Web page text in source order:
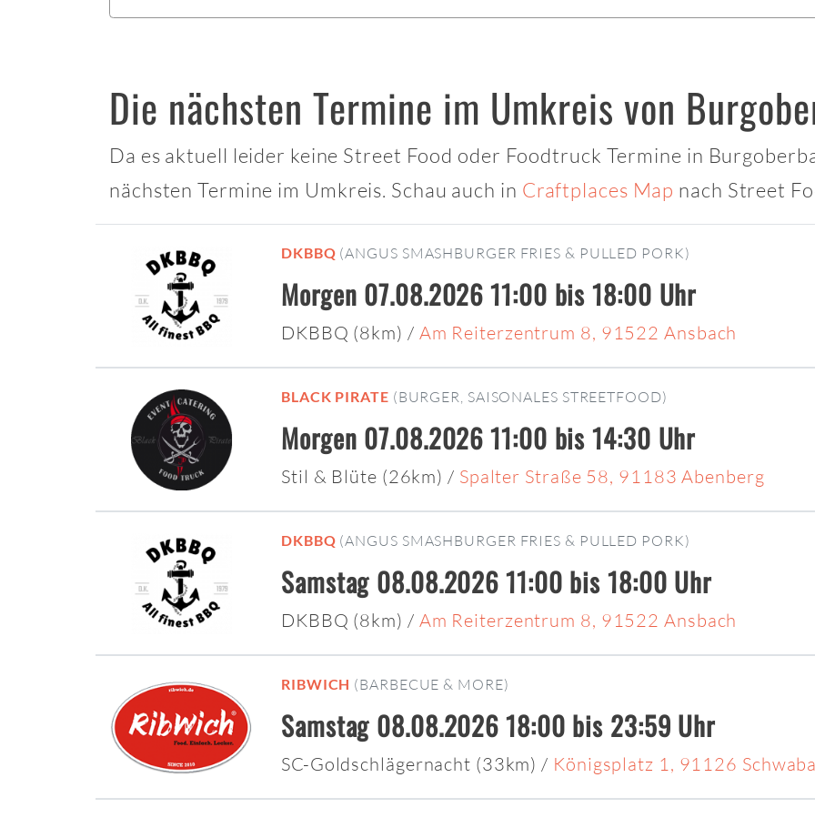
Die nächsten Termine im Umkreis von
Da es aktuell leider keine Street Food oder Foodtruck Termine in
nächsten Termine im Umkreis. Schau auch in Craftplaces Map nach Street
DKBBQ (ANGUS SMASHBURGER FRIES & PULLED PORK)
Morgen 07.08.2026 11:00 bis 18:00 Uhr
DKBBQ (8km) / Am Reiterzentrum 8, 91522 Ansbach
BLACK PIRATE (BURGER, SAISONALES STREETFOOD)
Morgen 07.08.2026 11:00 bis 14:30 Uhr
Stil & Blüte (26km) / Spalter Straße 58, 91183 Abenberg
DKBBQ (ANGUS SMASHBURGER FRIES & PULLED PORK)
Samstag 08.08.2026 11:00 bis 18:00 Uhr
DKBBQ (8km) / Am Reiterzentrum 8, 91522 Ansbach
RIBWICH (BARBECUE & MORE)
Samstag 08.08.2026 18:00 bis 23:59 Uhr
SC-Goldschlägernacht (33km)/ Königsplatz 1, 91126